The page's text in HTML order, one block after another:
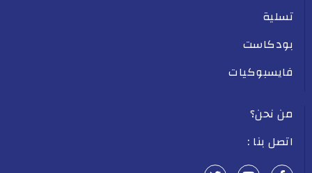
تسلية
بودكاست
فايسبوكيات
من نحن؟
اتصل بنا :